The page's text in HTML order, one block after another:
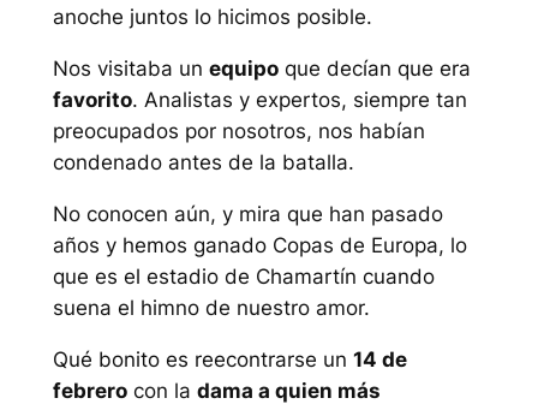
anoche juntos lo hicimos posible.
Nos visitaba un equipoque decían que era
favorito. Analistas y expertos, siempre tan
preocupados por nosotros, nos habían
condenado antes de la batalla.
No conocen aún, y mira que han pasado
años y hemos ganado Copas de Europa, lo
que es el estadio de Chamartín cuando
suena el himno de nuestro amor.
Qué bonito es reecontrarse un 14 de
febrerocon la dama a quien más